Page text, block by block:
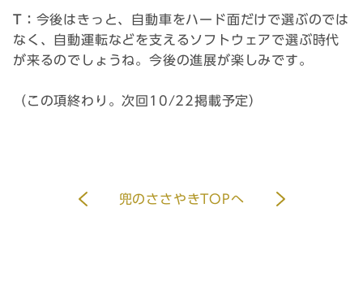
T： 今後はきっと、自動車をハード面だけで選ぶのでは
なく、自動運転などを支えるソフトウェアで選ぶ時代
が来るのでしょうね。今後の進展が楽しみです。
（この項終わり。次回10/22掲載予定）
兜のささやきTOPへ